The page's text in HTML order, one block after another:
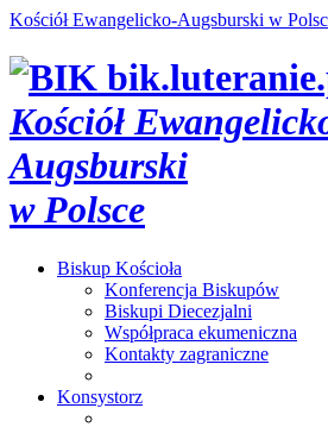
Kościół Ewangelicko-Augsburski w
Kościół
Augsburski
w Polsce
Biskup Kościoła
Konferencja Biskupów
Biskupi Diecezjalni
Współpraca ekumeniczna
Kontakty zagraniczne
Konsystorz